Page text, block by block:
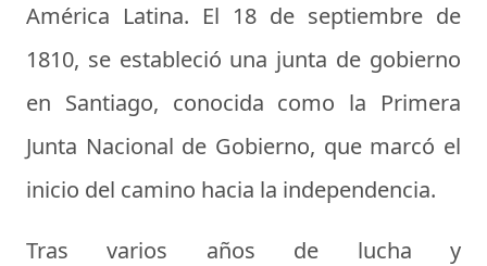
América Latina. El 18 de septiembre de
1810, se estableció una junta de gobierno
en Santiago, conocida como la Primera
Junta Nacional de Gobierno, que marcó el
inicio del camino hacia la independencia.
Tras varios años de lucha y